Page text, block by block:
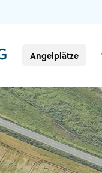
Angelplätze